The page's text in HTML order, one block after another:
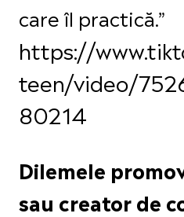
care îl practică.”
https://
teen/video/
80214
Dilemele
sau creator de